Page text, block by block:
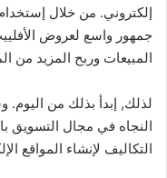
إلكتروني. من خلال
جمهور واسع لعروض
المبيعات وربح المزيد من
لذلك, إبدأ بذلك من
النجاه في مجال التسويق
التكاليف لإنشاء المواقع